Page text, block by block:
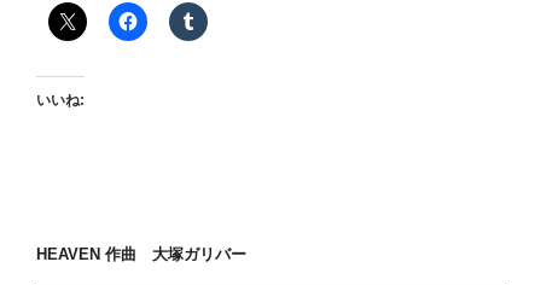
術”
いいね:
HEAVEN 作曲 大塚ガリバー